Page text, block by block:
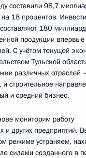
составили 98,7
18 процентов.
180
продукции
С учётом текущей
Тульской
различных отраслей
строительное
и средний бизнес.
мониторим работу
и других предприятий.
режиме устраняем,
силами созданного в